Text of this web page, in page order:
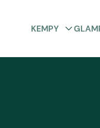
KEMPY